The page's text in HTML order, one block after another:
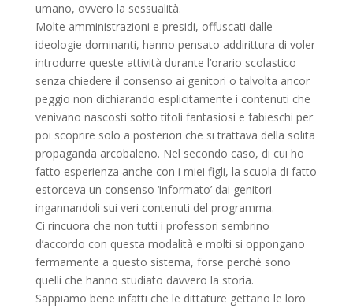
umano, ovvero la sessualità.
Molte amministrazioni e presidi, offuscati dalle
ideologie dominanti, hanno pensato addirittura di voler
introdurre queste attività durante l’orario scolastico
senza chiedere il consenso ai genitori o talvolta ancor
peggio non dichiarando esplicitamente i contenuti che
venivano nascosti sotto titoli fantasiosi e fabieschi per
poi scoprire solo a posteriori che si trattava della solita
propaganda arcobaleno. Nel secondo caso, di cui ho
fatto esperienza anche con i miei figli, la scuola di fatto
estorceva un consenso ‘informato’ dai genitori
ingannandoli sui veri contenuti del programma.
Ci rincuora che non tutti i professori sembrino
d’accordo con questa modalità e molti si oppongano
fermamente a questo sistema, forse perché sono
quelli che hanno studiato davvero la storia.
Sappiamo bene infatti che le dittature gettano le loro